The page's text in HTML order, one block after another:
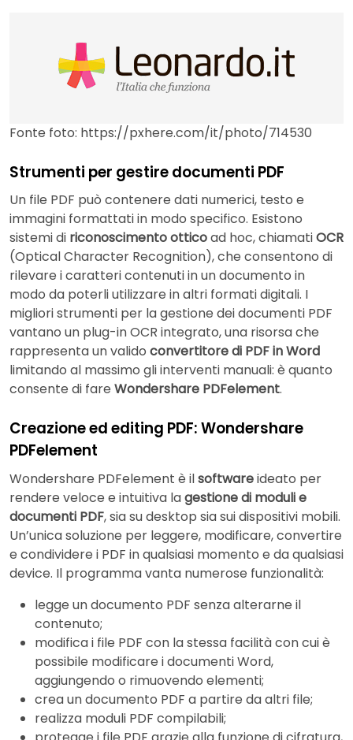
Fonte foto: https://pxhere.com/it/photo/714530
Strumenti per gestire documenti PDF
Un file PDF può contenere dati numerici, testo e
immagini formattati in modo specifico. Esistono
sistemi di riconoscimento otticoad hoc, chiamatiOCR
(Optical Character Recognition), che consentono di
rilevare i caratteri contenuti in un documento in
modo da poterli utilizzare in altri formati digitali. I
migliori strumenti per la gestione dei documenti PDF
vantano un plug-in OCR integrato, una risorsa che
rappresenta un valido convertitore di PDF in Word
limitando al massimo gli interventi manuali: è quanto
consente di fare Wondershare PDFelement.
Creazione ed editing PDF: Wondershare
PDFelement
Wondershare PDFelement è ilsoftwareideato per
rendere veloce e intuitiva lagestione di moduli e
documenti PDF, sia su desktop sia sui dispositivi mobili.
Un’unica soluzione per leggere, modificare, convertire
e condividere i PDF in qualsiasi momento e da qualsiasi
device. Il programma vanta numerose funzionalità:
legge un documento PDF senza alterarne il
contenuto;
modifica i file PDF con la stessa facilità con cui è
possibile modificare i documenti Word,
aggiungendo o rimuovendo elementi;
crea un documento PDF a partire da altri file;
realizza moduli PDF compilabili;